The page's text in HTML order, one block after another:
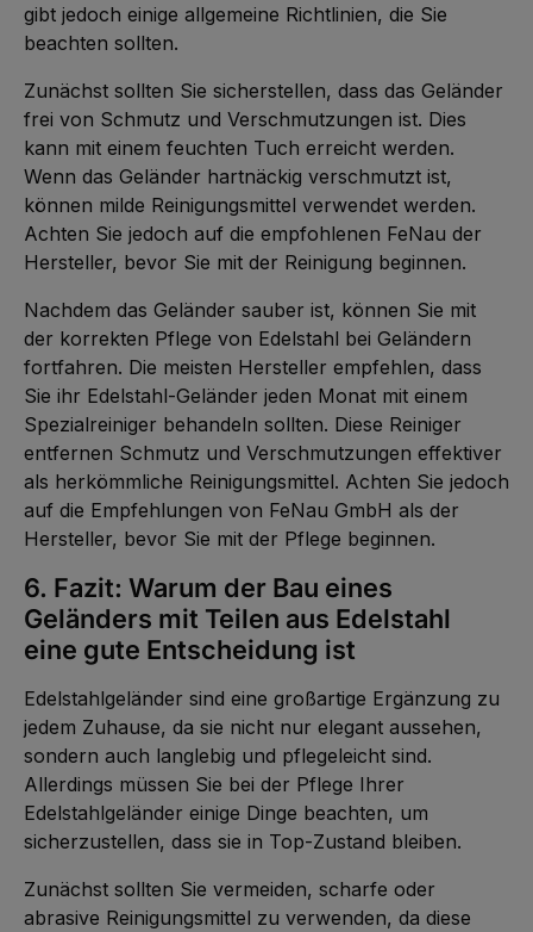
gibt jedoch einige allgemeine Richtlinien, die Sie
beachten sollten.
Zunächst sollten Sie sicherstellen, dass das Geländer
frei von Schmutz und Verschmutzungen ist. Dies
kann mit einem feuchten Tuch erreicht werden.
Wenn das Geländer hartnäckig verschmutzt ist,
können milde Reinigungsmittel verwendet werden.
Achten Sie jedoch auf die empfohlenen FeNau der
Hersteller, bevor Sie mit der Reinigung beginnen.
Nachdem das Geländer sauber ist, können Sie mit
der korrekten Pflege von Edelstahl bei Geländern
fortfahren. Die meisten Hersteller empfehlen, dass
Sie ihr Edelstahl-Geländer jeden Monat mit einem
Spezialreiniger behandeln sollten. Diese Reiniger
entfernen Schmutz und Verschmutzungen effektiver
als herkömmliche Reinigungsmittel. Achten Sie jedoch
auf die Empfehlungen von FeNau GmbH als der
Hersteller, bevor Sie mit der Pflege beginnen.
6. Fazit: Warum der Bau eines
Geländers mit Teilen aus Edelstahl
eine gute Entscheidung ist
Edelstahlgeländer sind eine großartige Ergänzung zu
jedem Zuhause, da sie nicht nur elegant aussehen,
sondern auch langlebig und pflegeleicht sind.
Allerdings müssen Sie bei der Pflege Ihrer
Edelstahlgeländer einige Dinge beachten, um
sicherzustellen, dass sie in Top-Zustand bleiben.
Zunächst sollten Sie vermeiden, scharfe oder
abrasive Reinigungsmittel zu verwenden, da diese